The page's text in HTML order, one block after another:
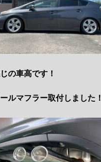
の車高です！
ルマフラー取付しました！